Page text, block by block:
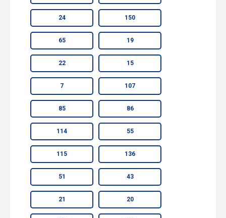
24 150
65 19
22 15
7 107
85 86
114 55
115 136
51 43
21 20